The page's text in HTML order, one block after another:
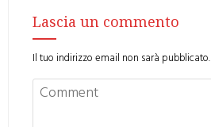
Lascia un commento
Il tuo indirizzo email non sarà pubblicato.